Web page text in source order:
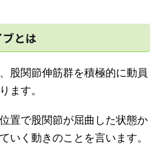
とは
股関節伸筋群を積極的に動員
ます。
置で股関節が屈曲した状態か
いく動きのことを言います。